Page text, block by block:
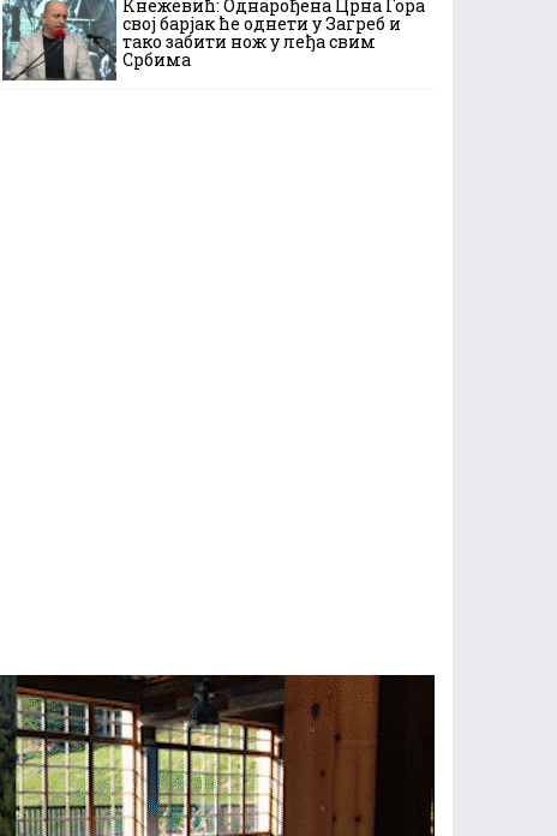
Кнежевић: Однарођена Црна Гора
свој барјак ће однети у Загреб и
тако забити нож у леђа свим
Србима